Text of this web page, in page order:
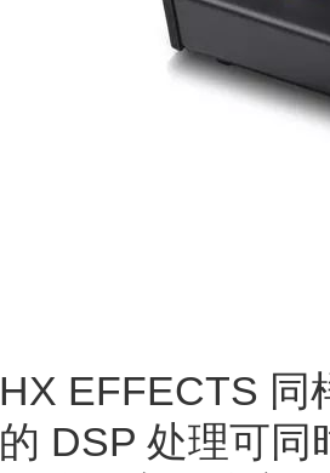
HX EFFECTS 同
的 DSP 处理可